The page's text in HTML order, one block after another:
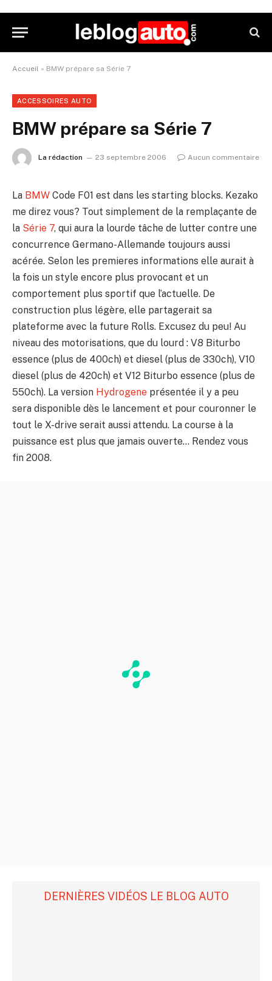
Accueil » BMW prépare sa Série 7
ACCESSOIRES AUTO
BMW prépare sa Série 7
La rédaction 23 septembre 2006 Aucun commentaire
La BMW Code F01 est dans les starting blocks. Kezako
me direz vous? Tout simplement de la remplaçante de
la Série 7, qui aura la lourde tâche de lutter contre une
concurrence Germano-Allemande toujours aussi
acérée. Selon les premieres informations elle aurait à
la fois un style encore plus provocant et un
comportement plus sportif que l’actuelle. De
construction plus légère, elle partagerait sa
plateforme avec la future Rolls. Excusez du peu! Au
niveau des motorisations, que du lourd : V8 Biturbo
essence (plus de 400ch) et diesel (plus de 330ch), V10
diesel (plus de 420ch) et V12 Biturbo essence (plus de
550ch). La version Hydrogene présentée il y a peu
sera disponible dès le lancement et pour couronner le
tout le X-drive serait aussi attendu. La course à la
puissance est plus que jamais ouverte… Rendez vous
fin 2008.
DERNIÈRES VIDÉOS LE BLOG AUTO